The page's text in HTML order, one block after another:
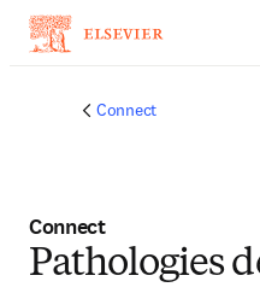
Connect
Connect
Pathologies